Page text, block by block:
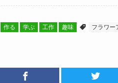
作る 学ぶ 工作 趣味 フラワー